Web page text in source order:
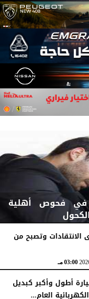
في فحوص أهلية
وتصبح من
03:00 مـ
أطول وأكبر كبديل